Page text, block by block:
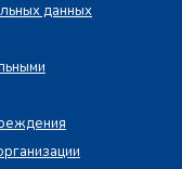
данных